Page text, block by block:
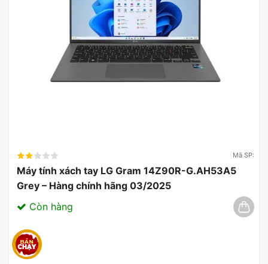
Mã SP:
Máy tính xách tay LG Gram 14Z90R-G.AH53A5
Grey – Hàng chính hãng 03/2025
Còn hàng